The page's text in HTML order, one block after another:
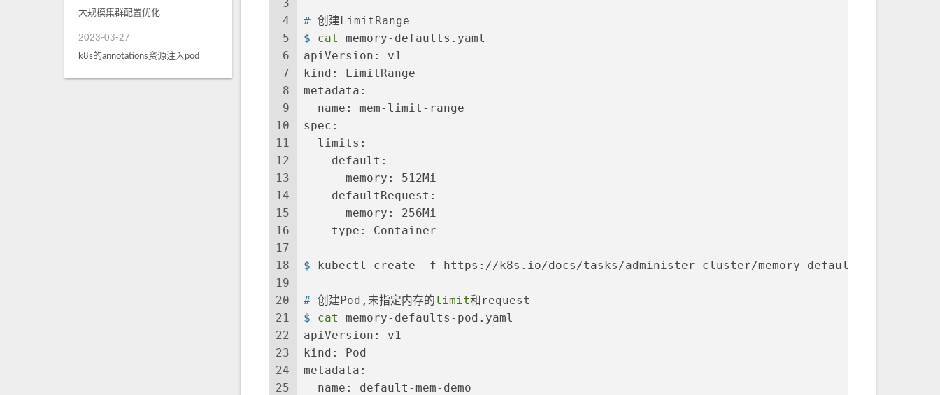
大规模集群配置优化
2023-03-27
k8s的annotations资源注入pod
3
4
5
6
7
8
9
10
11
12
13
14
15
16
17
18
19
20
21
22
23
24
25
# 创建LimitRange
$ cat
memory-defaults.yaml
apiVersion: v1
kind: LimitRange
metadata:
  name: mem-limit-range
spec:
  limits:
  - default:
      memory: 512Mi
    defaultRequest:
      memory: 256Mi
    type: Container
$ kubectl create -f https://k8s.io/docs/tasks/administer-cluster/memory-defaults.yaml --
# 创建Pod,未指定内存的limit和request
$ cat
memory-defaults-pod.yaml
apiVersion: v1
kind: Pod
metadata:
  name: default-mem-demo